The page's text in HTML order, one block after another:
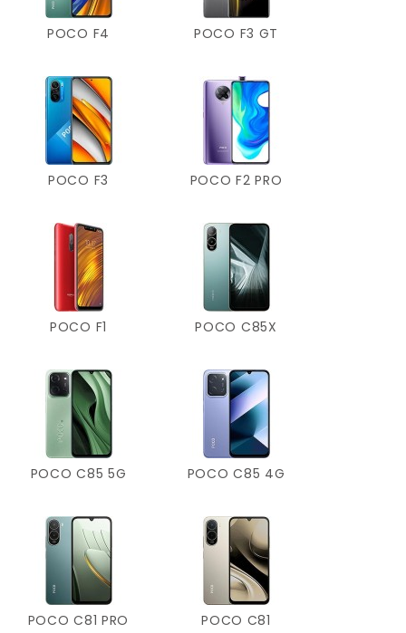
POCO F4 POCO F3 GT
POCO F3 POCO F2 PRO
POCO F1 POCO C85X
POCO C85 5G POCO C85 4G
POCO C81 PRO POCO C81